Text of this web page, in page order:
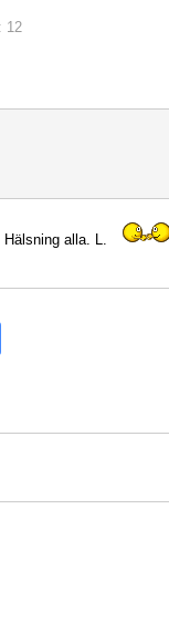
12
alla. L.